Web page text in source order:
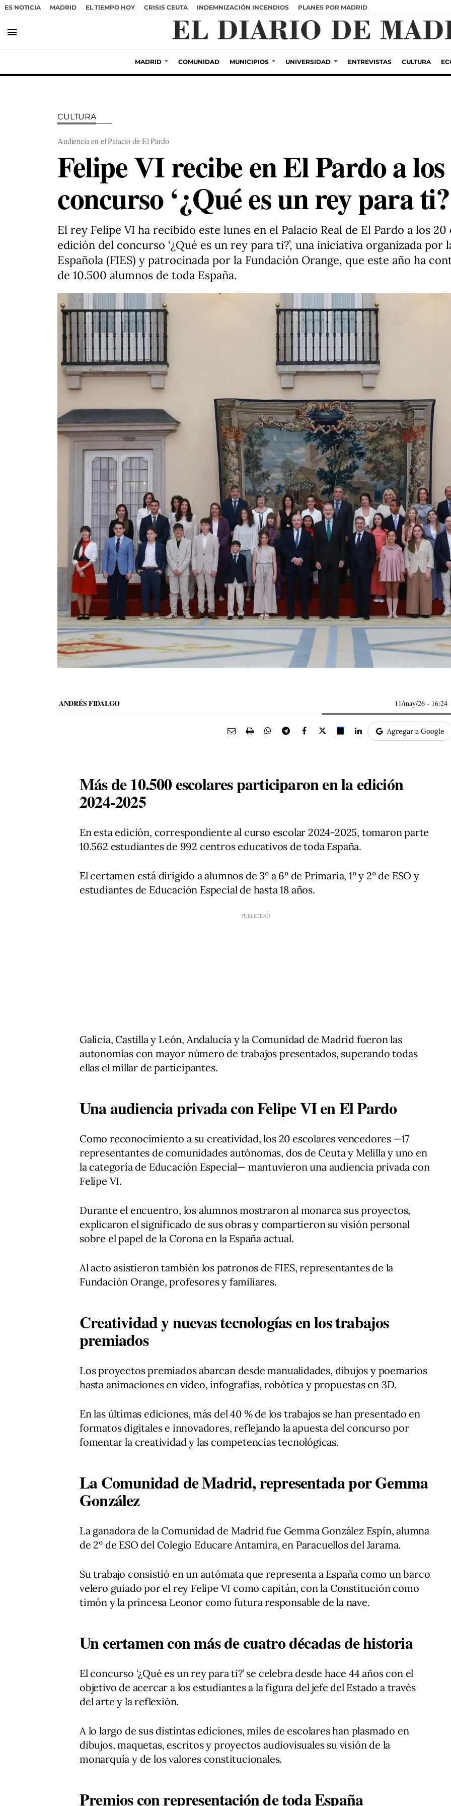
ES NOTICIA MADRID EL TIEMPO HOY CRISIS CEUTA INDEMNIZACIÓN INCENDIOS PLANES POR MADRID
menu
MADRID COMUNIDAD MUNICIPIOS UNIVERSIDAD ENTREVISTAS CULTURA
CULTURA
Audiencia en el Palacio de El Pardo
Felipe VI recibe en El Pardo a
concurso ‘¿Qué es un rey para
El rey Felipe VI ha recibido este lunes en el Palacio Real de El Pardo a los 20
edición del concurso ‘¿Qué es un rey para ti?’, una iniciativa organizada
Española (FIES) y patrocinada por la Fundación Orange, que este año ha
de 10.500 alumnos de toda España.
ANDRÉS FIDALGO 11/may/26 - 16:24
Agregar a Google
Más de 10.500 escolares participaron en la edición
2024-2025
En esta edición, correspondiente al curso escolar 2024-2025, tomaron parte
10.562 estudiantes de 992 centros educativos de toda España.
El certamen está dirigido a alumnos de 3º a 6º de Primaria, 1º y 2º de ESO y
estudiantes de Educación Especial de hasta 18 años.
Galicia, Castilla y León, Andalucía y la Comunidad de Madrid fueron las
autonomías con mayor número de trabajos presentados, superando todas
ellas el millar de participantes.
Una audiencia privada con Felipe VI en El Pardo
Como reconocimiento a su creatividad, los 20 escolares vencedores —17
representantes de comunidades autónomas, dos de Ceuta y Melilla y uno en
la categoría de Educación Especial— mantuvieron una audiencia privada con
Felipe VI.
Durante el encuentro, los alumnos mostraron al monarca sus proyectos,
explicaron el significado de sus obras y compartieron su visión personal
sobre el papel de la Corona en la España actual.
Al acto asistieron también los patronos de FIES, representantes de la
Fundación Orange, profesores y familiares.
Creatividad y nuevas tecnologías en los trabajos
premiados
Los proyectos premiados abarcan desde manualidades, dibujos y poemarios
hasta animaciones en vídeo, infografías, robótica y propuestas en 3D.
En las últimas ediciones, más del 40 % de los trabajos se han presentado en
formatos digitales e innovadores, reflejando la apuesta del concurso por
fomentar la creatividad y las competencias tecnológicas.
La Comunidad de Madrid, representada por Gemma
González
La ganadora de la Comunidad de Madrid fue Gemma González Espín, alumna
de 2º de ESO del Colegio Educare Antamira, en Paracuellos del Jarama.
Su trabajo consistió en un autómata que representa a España como un barco
velero guiado por el rey Felipe VI como capitán, con la Constitución como
timón y la princesa Leonor como futura responsable de la nave.
Un certamen con más de cuatro décadas de historia
El concurso ‘¿Qué es un rey para ti?’ se celebra desde hace 44 años con el
objetivo de acercar a los estudiantes a la figura del jefe del Estado a través
del arte y la reflexión.
A lo largo de sus distintas ediciones, miles de escolares han plasmado en
dibujos, maquetas, escritos y proyectos audiovisuales su visión de la
monarquía y de los valores constitucionales.
Premios con representación de toda España